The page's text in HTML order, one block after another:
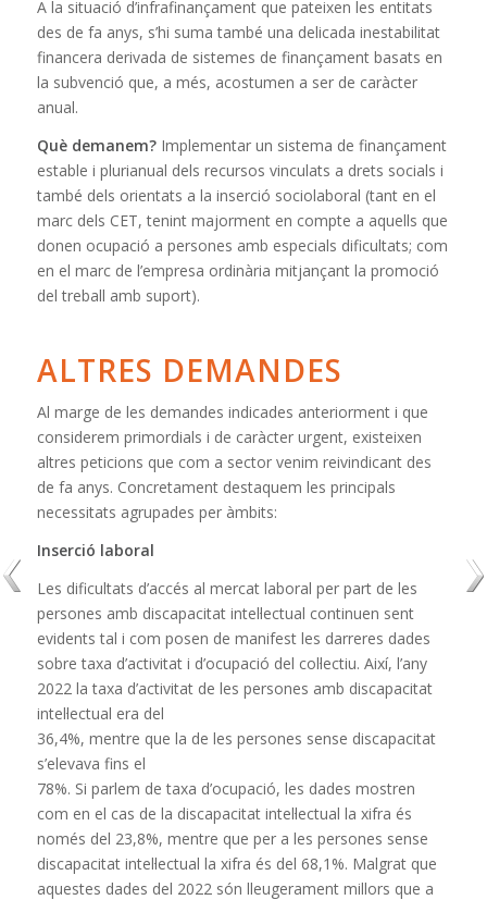
A la situació d’infrafinançament que pateixen les entitats
des de fa anys, s’hi suma també una delicada inestabilitat
financera derivada de sistemes de finançament basats en
la subvenció que, a més, acostumen a ser de caràcter
anual.
Què demanem?Implementar un sistema de finançament
estable i plurianual dels recursos vinculats a drets socials i
també dels orientats a la inserció sociolaboral (tant en el
marc dels CET, tenint majorment en compte a aquells que
donen ocupació a persones amb especials dificultats; com
en el marc de l’empresa ordinària mitjançant la promoció
del treball amb suport).
ALTRES DEMANDES
Al marge de les demandes indicades anteriorment i que
considerem primordials i de caràcter urgent, existeixen
altres peticions que com a sector venim reivindicant des
de fa anys. Concretament destaquem les principals
necessitats agrupades per àmbits:
Inserció laboral
Les dificultats d’accés al mercat laboral per part de les
persones amb discapacitat intel·lectual continuen sent
evidents tal i com posen de manifest les darreres dades
sobre taxa d’activitat i d’ocupació del col·lectiu. Així, l’any
2022 la taxa d’activitat de les persones amb discapacitat
intel·lectual era del
36,4%, mentre que la de les persones sense discapacitat
s’elevava fins el
78%. Si parlem de taxa d’ocupació, les dades mostren
com en el cas de la discapacitat intel·lectual la xifra és
només del 23,8%, mentre que per a les persones sense
discapacitat intel·lectual la xifra és del 68,1%. Malgrat que
aquestes dades del 2022 són lleugerament millors que a